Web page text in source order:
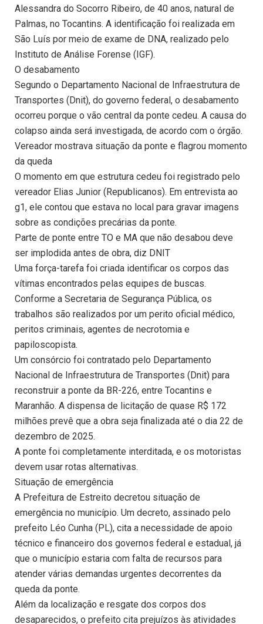
Alessandra do Socorro Ribeiro, de 40 anos, natural de
Palmas, no Tocantins. A identificação foi realizada em
São Luís por meio de exame de DNA, realizado pelo
Instituto de Análise Forense (IGF).
O desabamento
Segundo o Departamento Nacional de Infraestrutura de
Transportes (Dnit), do governo federal, o desabamento
ocorreu porque o vão central da ponte cedeu. A causa do
colapso ainda será investigada, de acordo com o órgão.
Vereador mostrava situação da ponte e flagrou momento
da queda
O momento em que estrutura cedeu foi registrado pelo
vereador Elias Junior (Republicanos). Em entrevista ao
g1, ele contou que estava no local para gravar imagens
sobre as condições precárias da ponte.
Parte de ponte entre TO e MA que não desabou deve
ser implodida antes de obra, diz DNIT
Uma força-tarefa foi criada identificar os corpos das
vítimas encontrados pelas equipes de buscas.
Conforme a Secretaria de Segurança Pública, os
trabalhos são realizados por um perito oficial médico,
peritos criminais, agentes de necrotomia e
papiloscopista.
Um consórcio foi contratado pelo Departamento
Nacional de Infraestrutura de Transportes (Dnit) para
reconstruir a ponte da BR-226, entre Tocantins e
Maranhão. A dispensa de licitação de quase R$ 172
milhões prevê que a obra seja finalizada até o dia 22 de
dezembro de 2025.
A ponte foi completamente interditada, e os motoristas
devem usar rotas alternativas.
Situação de emergência
A Prefeitura de Estreito decretou situação de
emergência no município. Um decreto, assinado pelo
prefeito Léo Cunha (PL), cita a necessidade de apoio
técnico e financeiro dos governos federal e estadual, já
que o município estaria com falta de recursos para
atender várias demandas urgentes decorrentes da
queda da ponte.
Além da localização e resgate dos corpos dos
desaparecidos, o prefeito cita prejuízos às atividades